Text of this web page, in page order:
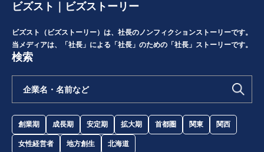
ビズスト｜ビズストーリー
ビズスト（ビズストーリー）は、社長のノンフィクションストーリーです。
当メディアは、「社長」による「社長」のための「社長」ストーリーです。
検索
創業期 成長期 安定期 拡大期 首都圏 関東 関西
女性経営者 地方創生 北海道